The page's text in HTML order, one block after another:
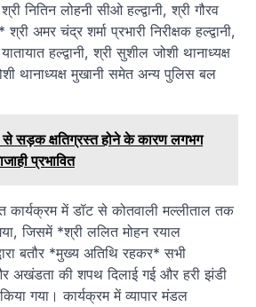
नितिन लोहनी सीओ हल्द्वानी, श्री गौरव
अमर चंद्र शर्मा प्रभारी निरीक्षक हल्द्वानी,
हल्द्वानी, श्री सुशील जोशी थानाध्यक्ष
थानाध्यक्ष मुखानी समेत अन्य पुलिस बल
सड़क क्षतिग्रस्त होने के कारण लगभग
प्रभावित
कार्यक्रम में डॉट से कोतवाली मल्लीताल तक
जिसमें *श्री ललित मोहन रयाल
बतौर *मुख्य अतिथि रहकर* सभी
अखंडता की शपथ दिलाई गई और हरी झंडी
गया। कार्यक्रम में व्यापार मंडल